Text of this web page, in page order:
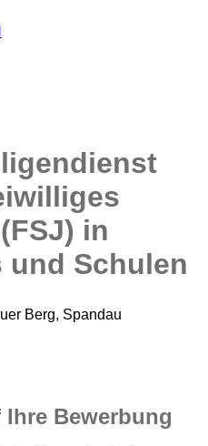
in
und Schulen
Berg, Spandau
Bewerbung